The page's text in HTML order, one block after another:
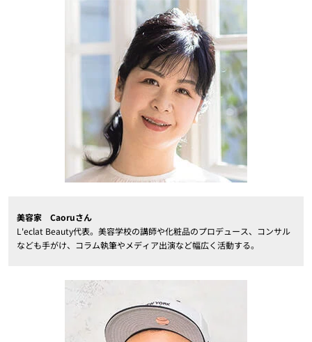
美容家 Caoruさん
L'eclat Beauty代表。美容学校の講師や化粧品のプロデュース、コンサル
なども手がけ、コラム執筆やメディア出演など幅広く活動する。